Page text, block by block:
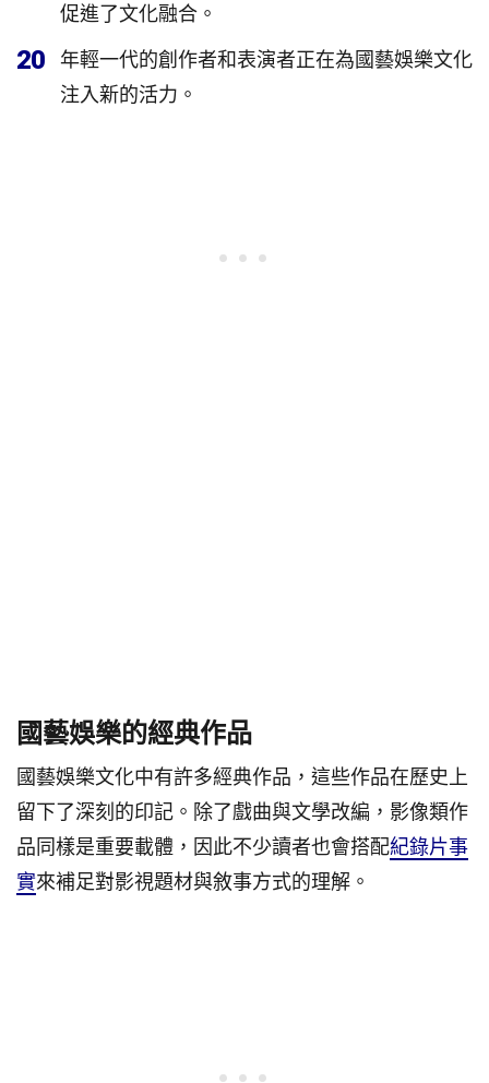
促進了文化融合。
20
年輕一代的創作者和表演者正在為國藝娛樂文化
注入新的活力。
國藝娛樂的經典作品
國藝娛樂文化中有許多經典作品，這些作品在歷史上
留下了深刻的印記。除了戲曲與文學改編，影像類作
品同樣是重要載體，因此不少讀者也會搭配紀錄片事
實來補足對影視題材與敘事方式的理解。